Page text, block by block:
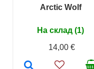
Arctic Wolf
На склад (1)
14,00 €